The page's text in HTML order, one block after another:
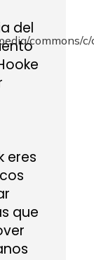
del
eres
que